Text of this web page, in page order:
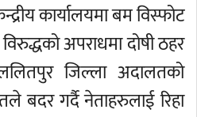
कार्यालयमा बम विस्फोट
अपराधमा दोषी ठहर
जिल्ला अदालतको
बदर गर्दै नेताहरुलाई रिहा